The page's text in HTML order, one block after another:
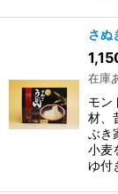
さぬ
在庫
モン
材、
ぶき
小麦
ゆ付